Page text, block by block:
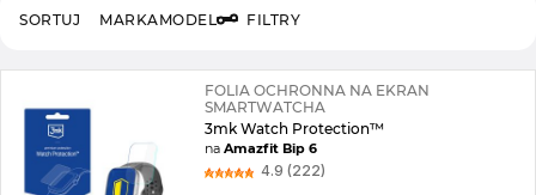
MARKAMODEL FILTRY
SORTUJ
FOLIA OCHRONNA NA EKRAN
SMARTWATCHA
3mk Watch Protection™
naAmazfit Bip 6
4.9 (222)